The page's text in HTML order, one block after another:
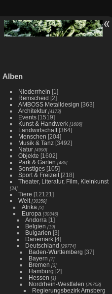
Alben
Niederrhein [1]
Remscheid [2]
AMBOSS Metalldesign [363]
Architektur [4173]
Events [1519]
Kunst & Handwerk [1686]
Landwirtschaft [364]
Menschen [204]
Musik & Tanz [3492]
Natur [4990]
Objekte [1602]
Park & Garten [486]
Sonstiges [105]
Sport & Freizeit [218]
Theater, Literatur, Film, Kleinkunst
[34]
Tiere [12121]
Welt [30359]
Afrika [3]
Europa [30345]
Andorra [1]
Belgien [19]
Bulgarien [3]
Dänemark [4]
Deutschland [29774]
Baden-Württemberg [37]
Bayern [7]
Bremen [3]
Hamburg [2]
Hessen [1]
Nordrhein-Westfalen [29708]
Regierungsbezirk Arnsberg